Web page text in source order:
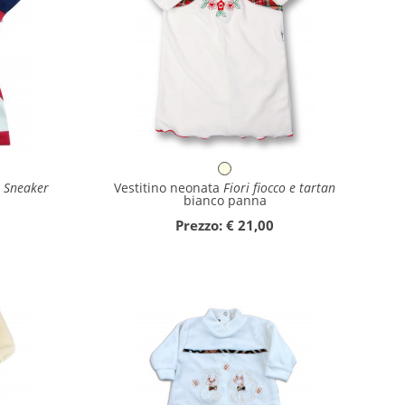
Sneaker Vestitino neonata Fiori fiocco e tartan
bianco panna
Prezzo: € 21,00